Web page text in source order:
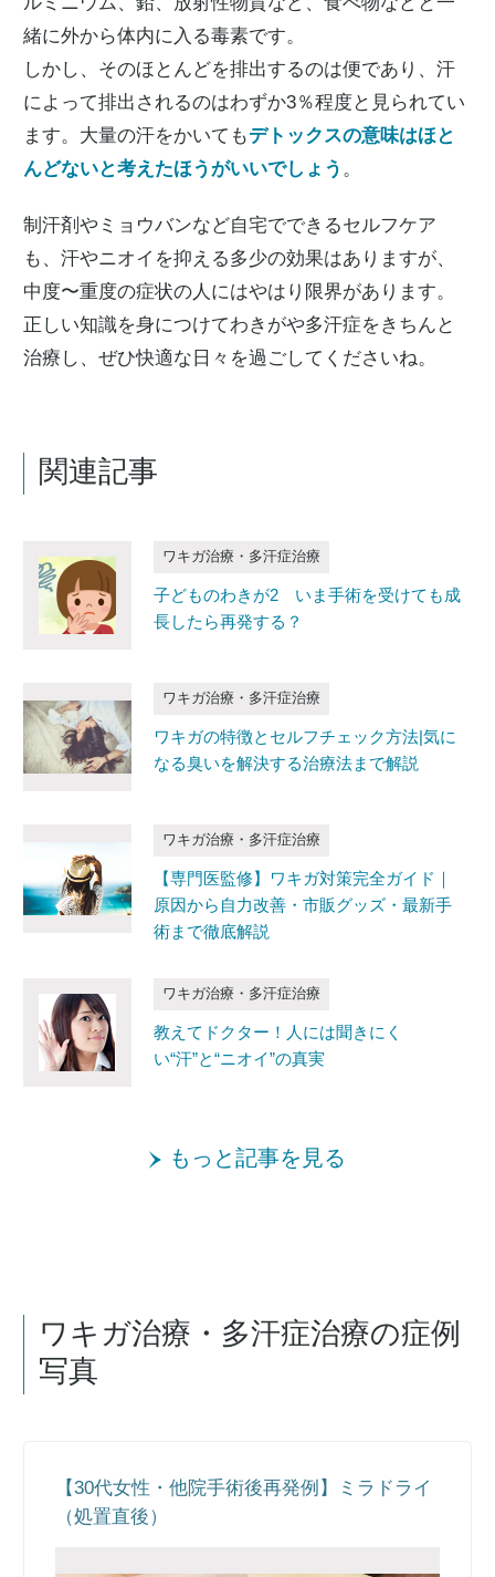
緒に外から体内に入る毒素です。
しかし、そのほとんどを排出するのは便であり、汗
によって排出されるのはわずか3％程度と見られてい
ます。大量の汗をかいてもデトックスの意味はほと
んどないと考えたほうがいいでしょう 。
制汗剤やミョウバンなど自宅でできるセルフケア
も、汗やニオイを抑える多少の効果はありますが、
中度〜重度の症状の人にはやはり限界があります。
正しい知識を身につけてわきがや多汗症をきちんと
治療し、ぜひ快適な日々を過ごしてくださいね。
関連記事
ワキガ治療・多汗症治療
子どものわきが2 いま手術を受けても成
長したら再発する？
ワキガ治療・多汗症治療
ワキガの特徴とセルフチェック方法|気に
なる臭いを解決する治療法まで解説
ワキガ治療・多汗症治療
【専門医監修】ワキガ対策完全ガイド｜
原因から自力改善・市販グッズ・最新手
術まで徹底解説
ワキガ治療・多汗症治療
教えてドクター！人には聞きにく
い“汗”と“ニオイ”の真実
もっと記事を見る
ワキガ治療・多汗症治療の症例
写真
【30代女性・他院手術後再発例】ミラドライ
（処置直後）